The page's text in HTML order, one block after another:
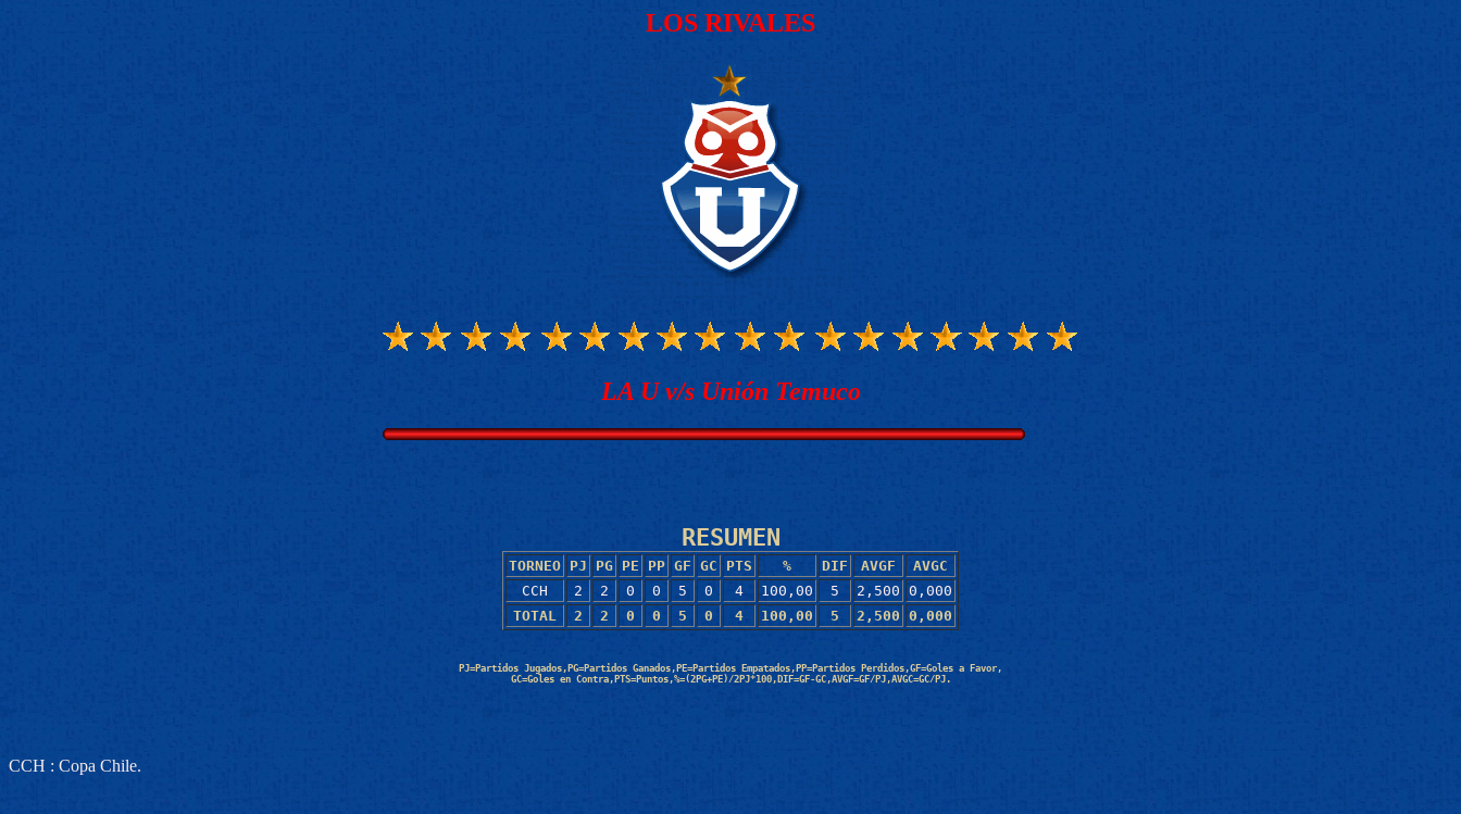
LOS RIVALES
LA U v/s Unión Temuco
RESUMEN
TORNEO PJ PG PE PP GF GC PTS % DIF AVGF
AVGC
CCH
2 2 0 0 5 0 4 100,00 5 2,500 0,000
TOTAL
2 2 0 0 5 0 4 100,00 5 2,500 0,000
PJ=Partidos Jugados,PG=Partidos Ganados,PE=Partidos Empatados,PP=Partidos Perdidos,GF=Goles a Favor,
GC=Goles en Contra,PTS=Puntos,%=(2PG+PE)/2PJ*100,DIF=GF-GC,AVGF=GF/PJ,AVGC=GC/PJ.
CCH : Copa Chile.